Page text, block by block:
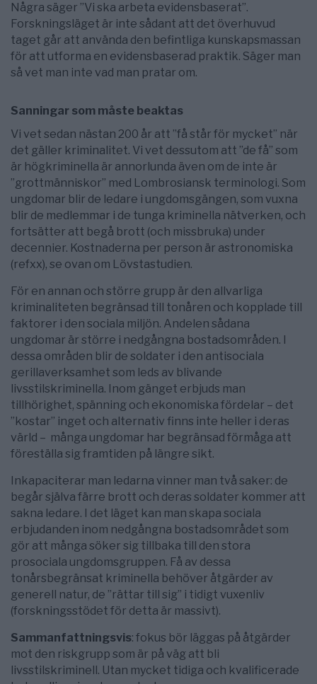
Några säger ”Vi ska arbeta evidensbaserat”.
Forskningsläget är inte sådant att det överhuvud
taget går att använda den befintliga kunskapsmassan
för att utforma en evidensbaserad praktik. Säger man
så vet man inte vad man pratar om.
Sanningar som måste beaktas
Vi vet sedan nästan 200 år att ”få står för mycket” när
det gäller kriminalitet. Vi vet dessutom att ”de få” som
är högkriminella är annorlunda även om de inte är
”grottmänniskor” med Lombrosiansk terminologi. Som
ungdomar blir de ledare i ungdomsgängen, som vuxna
blir de medlemmar i de tunga kriminella nätverken, och
fortsätter att begå brott (och missbruka) under
decennier. Kostnaderna per person är astronomiska
(refxx), se ovan om Lövstastudien.
För en annan och större grupp är den allvarliga
kriminaliteten begränsad till tonåren och kopplade till
faktorer i den sociala miljön. Andelen sådana
ungdomar är större i nedgångna bostadsområden. I
dessa områden blir de soldater i den antisociala
gerillaverksamhet som leds av blivande
livsstilskriminella. Inom gänget erbjuds man
tillhörighet, spänning och ekonomiska fördelar – det
”kostar” inget och alternativ finns inte heller i deras
värld – många ungdomar har begränsad förmåga att
föreställa sig framtiden på längre sikt.
Inkapaciterar man ledarna vinner man två saker: de
begår själva färre brott och deras soldater kommer att
sakna ledare. I det läget kan man skapa sociala
erbjudanden inom nedgångna bostadsområdet som
gör att många söker sig tillbaka till den stora
prosociala ungdoms­gruppen. Få av dessa
tonårsbegränsat kriminella behöver åtgärder av
generell natur, de ”rättar till sig” i tidigt vuxenliv
(forskningsstödet för detta är massivt).
Sammanfattningsvis: fokus bör läggas på åtgärder
mot den riskgrupp som är på väg att bli
livsstilskriminell. Utan mycket tidiga och kvalificerade